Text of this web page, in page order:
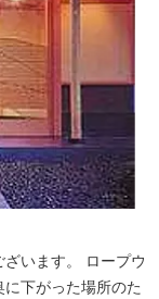
います。 ロープウ
下がった場所のた